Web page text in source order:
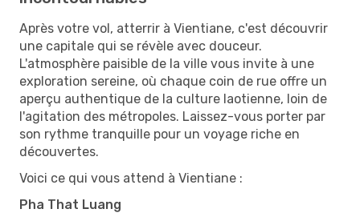
Après votre vol, atterrir à Vientiane, c'est découvrir
une capitale qui se révèle avec douceur.
L'atmosphère paisible de la ville vous invite à une
exploration sereine, où chaque coin de rue offre un
aperçu authentique de la culture laotienne, loin de
l'agitation des métropoles. Laissez-vous porter par
son rythme tranquille pour un voyage riche en
découvertes.
Voici ce qui vous attend à Vientiane :
Pha That Luang